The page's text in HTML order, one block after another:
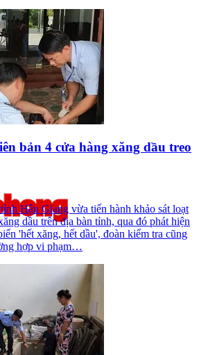
bản 4 cửa hàng xăng dầu treo
Hậu Giang vừa tiến hành khảo sát loạt
dầu trên địa bàn tỉnh, qua đó phát hiện
'hết xăng, hết dầu', đoàn kiểm tra cũng
hợp vi phạm…